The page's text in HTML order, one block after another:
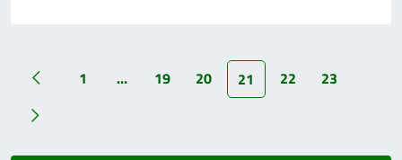
1 ... 19 20 21 22 23